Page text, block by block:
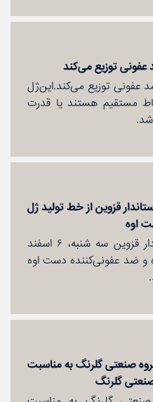
عفونی توزیع می‌كند
عفونی توزیع می‌كند.این‌ژل
مستقیم هستند یا قدرت
شد.
قزوین از خط تولید ژل
اوه
معاون سیاسی ـ امنیتی استاندار قزوین سه شنبه، ۶ اسفند
و ضد عفونی‌كننده دست اوه
صنعتی گلرنگ به مناسبت
گلرنگ